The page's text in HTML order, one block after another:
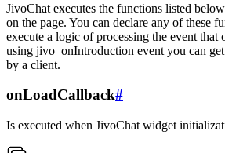
JivoChat executes the functions listed
on the page. You can declare any of these
execute a logic of processing the event that
using jivo_onIntroduction event you can
by a client.
onLoadCallback#
Is executed when JivoChat widget